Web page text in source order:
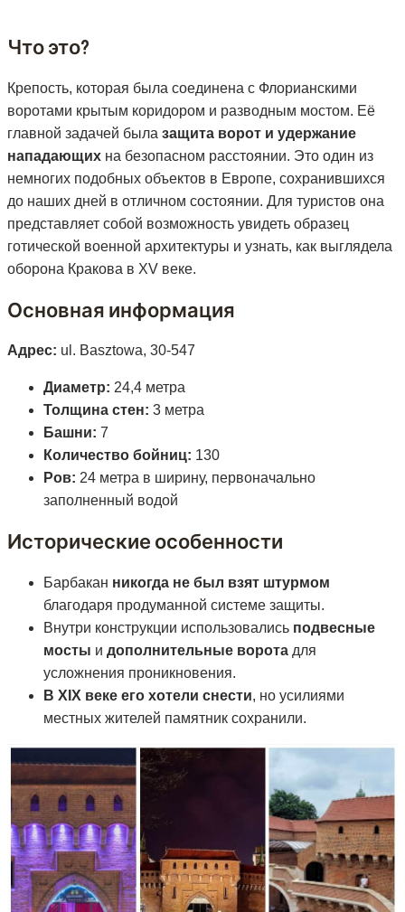
Что это?
Крепость, которая была соединена с Флорианскими
воротами крытым коридором и разводным мостом. Её
главной задачей была защита ворот и удержание
нападающих на безопасном расстоянии. Это один из
немногих подобных объектов в Европе, сохранившихся
до наших дней в отличном состоянии. Для туристов она
представляет собой возможность увидеть образец
готической военной архитектуры и узнать, как выглядела
оборона Кракова в XV веке.
Основная информация
Адрес: ul. Basztowa, 30-547
Диаметр: 24,4 метра
Толщина стен: 3 метра
Башни: 7
Количество бойниц: 130
Ров: 24 метра в ширину, первоначально
заполненный водой
Исторические особенности
Барбакан никогда не был взят штурмом
благодаря продуманной системе защиты.
Внутри конструкции использовались подвесные
мосты и дополнительные ворота для
усложнения проникновения.
В XIX веке его хотели снести, но усилиями
местных жителей памятник сохранили.